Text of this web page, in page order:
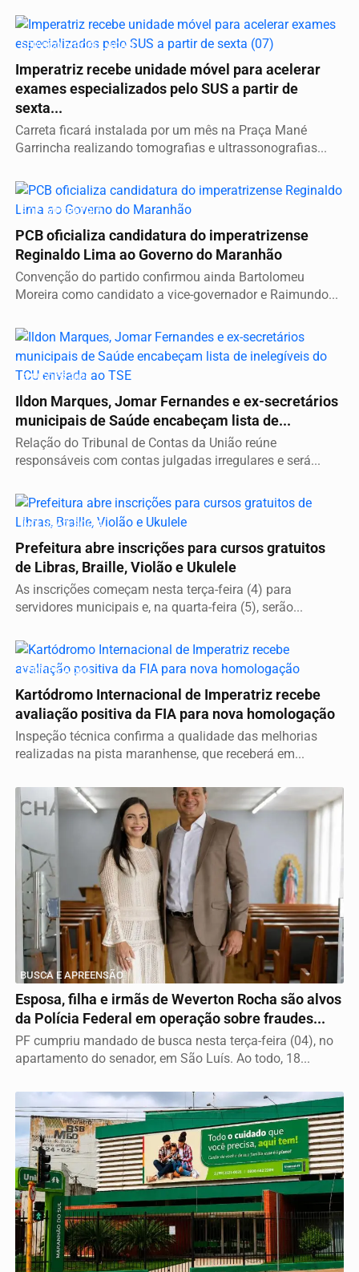
SERVIÇO A POPULAÇÃO
Imperatriz recebe unidade móvel para acelerar
exames especializados pelo SUS a partir de
sexta...
Carreta ficará instalada por um mês na Praça Mané
Garrincha realizando tomografias e ultrassonografias...
É DE IMPERATRIZ
PCB oficializa candidatura do imperatrizense
Reginaldo Lima ao Governo do Maranhão
Convenção do partido confirmou ainda Bartolomeu
Moreira como candidato a vice-governador e Raimundo...
ELEIÇÕES 2026
Ildon Marques, Jomar Fernandes e ex-secretários
municipais de Saúde encabeçam lista de...
Relação do Tribunal de Contas da União reúne
responsáveis com contas julgadas irregulares e será...
INCLUSÃO SOCIAL
Prefeitura abre inscrições para cursos gratuitos
de Libras, Braille, Violão e Ukulele
As inscrições começam nesta terça-feira (4) para
servidores municipais e, na quarta-feira (5), serão...
CERTIFICAÇÃO
Kartódromo Internacional de Imperatriz recebe
avaliação positiva da FIA para nova homologação
Inspeção técnica confirma a qualidade das melhorias
realizadas na pista maranhense, que receberá em...
BUSCA E APREENSÃO
Esposa, filha e irmãs de Weverton Rocha são alvos
da Polícia Federal em operação sobre fraudes...
PF cumpriu mandado de busca nesta terça-feira (04), no
apartamento do senador, em São Luís. Ao todo, 18...